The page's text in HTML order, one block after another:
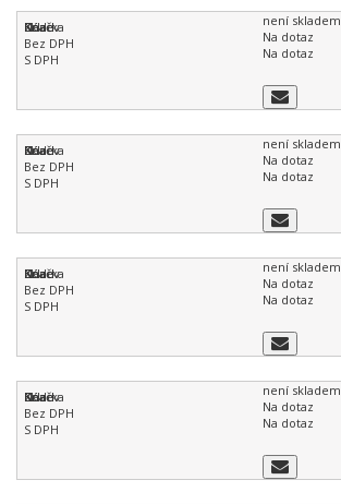
není skladem
Na dotaz
Na dotaz
není skladem
Na dotaz
Na dotaz
není skladem
Na dotaz
Na dotaz
není skladem
Na dotaz
Na dotaz